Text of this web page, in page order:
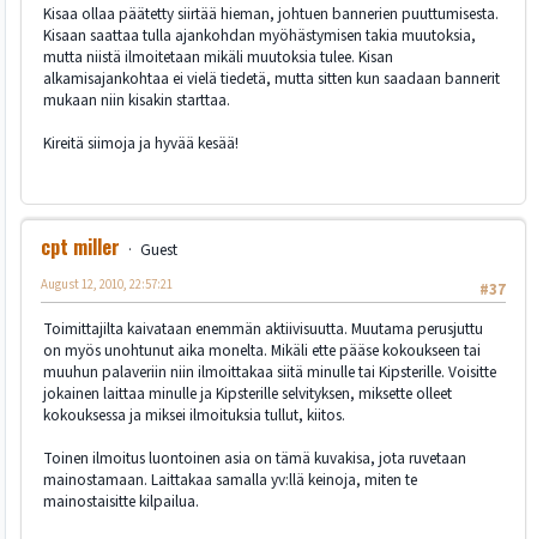
Kisaa ollaa päätetty siirtää hieman, johtuen bannerien puuttumisesta.
Kisaan saattaa tulla ajankohdan myöhästymisen takia muutoksia,
mutta niistä ilmoitetaan mikäli muutoksia tulee. Kisan
alkamisajankohtaa ei vielä tiedetä, mutta sitten kun saadaan bannerit
mukaan niin kisakin starttaa.
Kireitä siimoja ja hyvää kesää!
cpt miller
Guest
#37
August 12, 2010, 22:57:21
Toimittajilta kaivataan enemmän aktiivisuutta. Muutama perusjuttu
on myös unohtunut aika monelta. Mikäli ette pääse kokoukseen tai
muuhun palaveriin niin ilmoittakaa siitä minulle tai Kipsterille. Voisitte
jokainen laittaa minulle ja Kipsterille selvityksen, miksette olleet
kokouksessa ja miksei ilmoituksia tullut, kiitos.
Toinen ilmoitus luontoinen asia on tämä kuvakisa, jota ruvetaan
mainostamaan. Laittakaa samalla yv:llä keinoja, miten te
mainostaisitte kilpailua.